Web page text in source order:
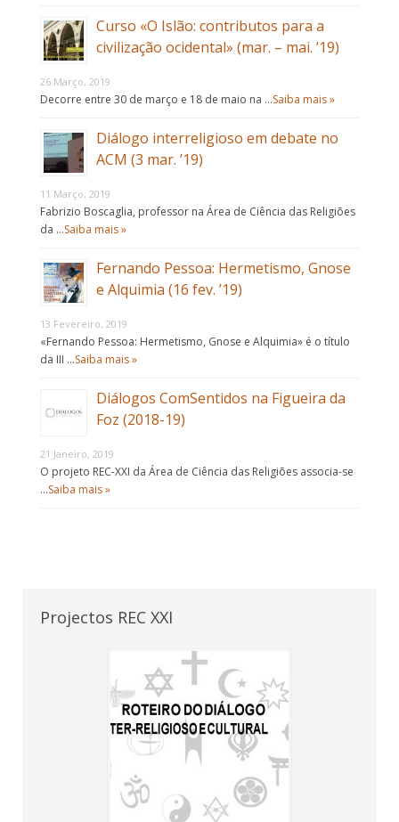
Curso «O Islão: contributos para a
civilização ocidental» (mar. – mai. ’19)
26 Março, 2019
Decorre entre 30 de março e 18 de maio na …Saiba mais »
Diálogo interreligioso em debate no
ACM (3 mar. ’19)
11 Março, 2019
Fabrizio Boscaglia, professor na Área de Ciência das Religiões
da …Saiba mais »
Fernando Pessoa: Hermetismo, Gnose
e Alquimia (16 fev. ’19)
13 Fevereiro, 2019
«Fernando Pessoa: Hermetismo, Gnose e Alquimia» é o título
da III …Saiba mais »
Diálogos ComSentidos na Figueira da
Foz (2018-19)
21 Janeiro, 2019
O projeto REC-XXI da Área de Ciência das Religiões associa-se
…Saiba mais »
Projectos REC XXI